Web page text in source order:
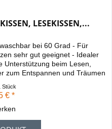
LESEKISSEN,...
bei 60 Grad - Für
sehr gut geeignet - Idealer
Unterstützung beim Lesen,
zum Entspannen und Träumen
Sitzen und ein entspanntes
Stück
€ *